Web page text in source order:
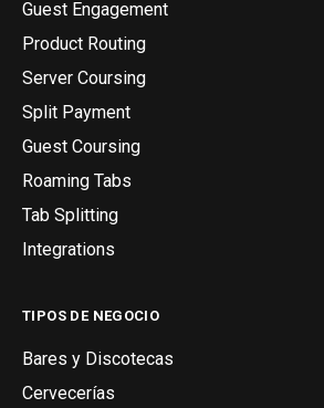
Guest Engagement
Product Routing
Server Coursing
Split Payment
Guest Coursing
Roaming Tabs
Tab Splitting
Integrations
TIPOS DE NEGOCIO
Bares y Discotecas
Cervecerías